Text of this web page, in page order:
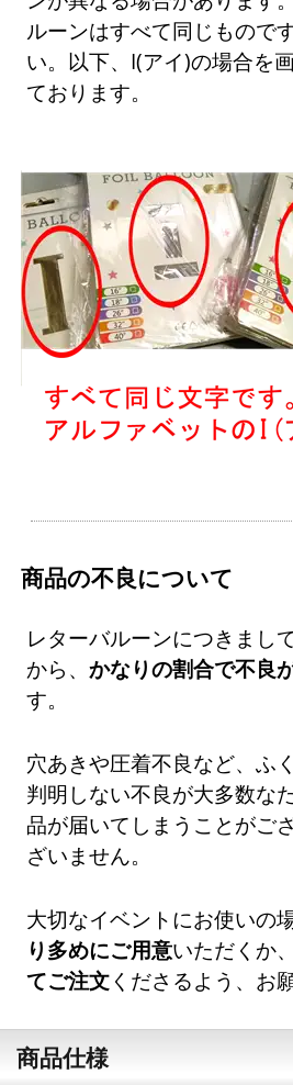
ルーンはすべて同じもので
い。以下、I(アイ)の場合を
ております。
商品の不良について
レターバルーンにつきまし
から、かなりの割合で不良
す。
穴あきや圧着不良など、ふ
判明しない不良が大多数な
品が届いてしまうことがご
ざいません。
大切なイベントにお使いの場
り多めにご用意いただくか、
てご注文 くださるよう、お
商品仕様